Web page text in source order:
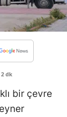
dk
bir çevre